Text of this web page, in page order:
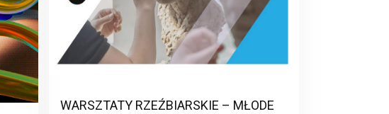
WARSZTATY RZEŹBIARSKIE – MŁODE